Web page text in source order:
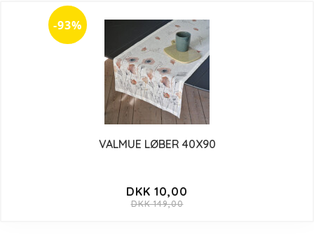
-93%
VALMUE LØBER 40X90
DKK 10,00
DKK 149,00